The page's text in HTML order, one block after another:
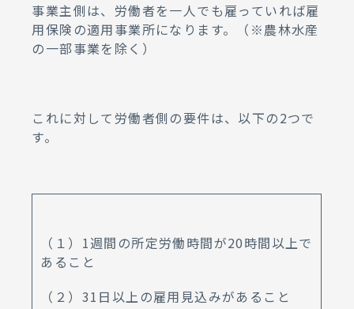
事業主側は、労働者を一人でも雇っていれば雇
用保険の適用事業所になります。（※農林水産
の一部事業を除く）
これに対して労働者側の要件は、以下の2つで
す。
（１）1週間の所定労働時間が20時間以上で
あること
（２）31日以上の雇用見込みがあること